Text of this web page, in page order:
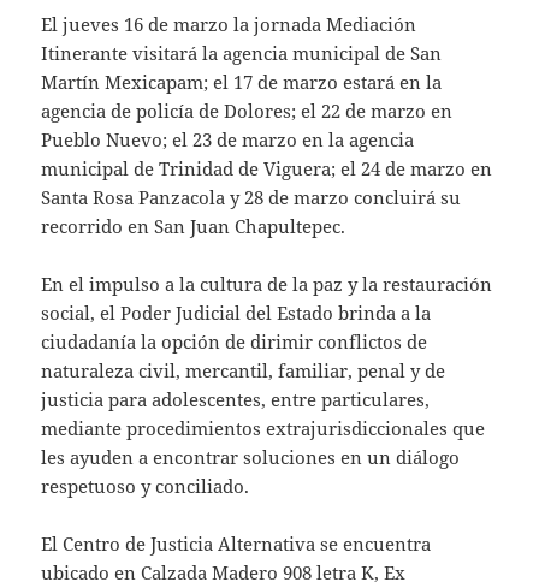
El jueves 16 de marzo la jornada Mediación
Itinerante visitará la agencia municipal de San
Martín Mexicapam; el 17 de marzo estará en la
agencia de policía de Dolores; el 22 de marzo en
Pueblo Nuevo; el 23 de marzo en la agencia
municipal de Trinidad de Viguera; el 24 de marzo en
Santa Rosa Panzacola y 28 de marzo concluirá su
recorrido en San Juan Chapultepec.
En el impulso a la cultura de la paz y la restauración
social, el Poder Judicial del Estado brinda a la
ciudadanía la opción de dirimir conflictos de
naturaleza civil, mercantil, familiar, penal y de
justicia para adolescentes, entre particulares,
mediante procedimientos extrajurisdiccionales que
les ayuden a encontrar soluciones en un diálogo
respetuoso y conciliado.
El Centro de Justicia Alternativa se encuentra
ubicado en Calzada Madero 908 letra K, Ex